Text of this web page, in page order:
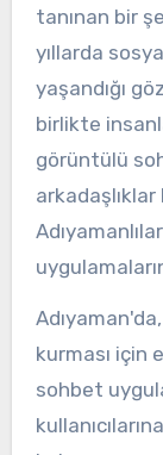
tanınan bir
yıllarda
yaşandığı
birlikte
görüntülü
kurması için
sohbet